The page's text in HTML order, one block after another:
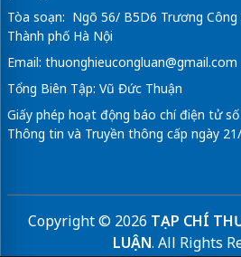
Tòa soạn: Ngõ 56/ B5D6 Trương Công
Thành phố Hà Nội
Email: thuonghieucongluan@gmail.com
Tổng Biên Tập: Vũ Đức Thuận
Giấy phép hoạt động báo chí điện tử
Thông tin và Truyền thông cấp ngày
Copyright © 2026 TẠP CHÍ
LUẬN. All Rights